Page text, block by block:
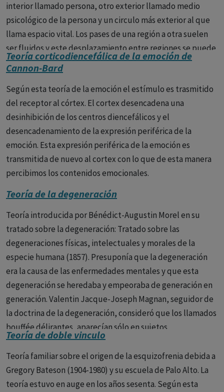
interior llamado persona, otro exterior llamado medio
psicológico de la persona y un circulo más exterior al que
llama espacio vital. Los pases de una región a otra suelen
ser fluidos y este desplazamiento entre regiones se puede
representar gráficamente por un vector. A él le debemos el
término dinámica de grupos.
Teoría corticodiencefálica de la emoción de
Cannon-Bard
Según esta teoría de la emoción el estímulo es trasmitido
del receptor al córtex. El cortex desencadena una
desinhibición de los centros diencefálicos y el
desencadenamiento de la expresión periférica de la
emoción. Esta expresión periférica de la emoción es
transmitida de nuevo al cortex con lo que de esta manera
percibimos los contenidos emocionales.
Teoría de la degeneración
Teoría introducida por Bénédict-Augustin Morel en su
tratado sobre la degeneración: Tratado sobre las
degeneraciones físicas, intelectuales y morales de la
especie humana (1857). Presuponía que la degeneración
era la causa de las enfermedades mentales y que esta
degeneración se heredaba y empeoraba de generación en
generación. Valentin Jacque-Joseph Magnan, seguidor de
la doctrina de la degeneración, consideró que los llamados
bouffée délirantes, aparecían sólo en sujetos
degenerados, a diferencia de los delirios crónicos
sistematizados.
Teoría de doble vinculo
Teoría familiar sobre el origen de la esquizofrenia debida a
Gregory Bateson (1904-1980) y su escuela de Palo Alto. La
teoría estuvo en auge en los años sesenta. Según esta